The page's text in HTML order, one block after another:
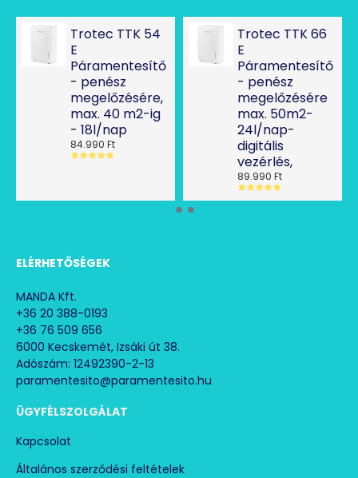
Trotec TTK 54
E
Páramentesítő
- penész
megelőzésére,
max. 40 m2-ig
- 18l/nap
84.990 Ft
Trotec TTK 66
E
Páramentesítő
- penész
megelőzésére
max. 50m2-
24l/nap-
digitális
vezérlés,
89.990 Ft
ELÉRHETŐSÉGEK
MANDA Kft.
+36 20 388-0193
+36 76 509 656
6000 Kecskemét, Izsáki út 38.
Adószám: 12492390-2-13
paramentesito@paramentesito.hu
ÜGYFÉLSZOLGÁLAT
Kapcsolat
Általános szerződési feltételek